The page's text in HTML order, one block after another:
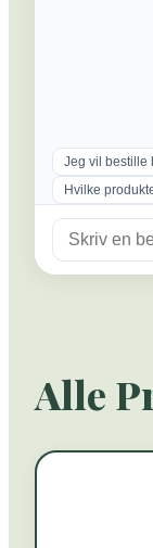
Jeg vil bestille
Hvilke
Alle